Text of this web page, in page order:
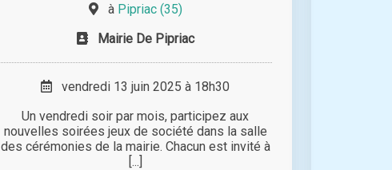
à Pipriac (35)
Mairie De Pipriac
vendredi 13 juin 2025 à 18h30
Un vendredi soir par mois, participez aux
nouvelles soirées jeux de société dans la salle
des cérémonies de la mairie. Chacun est invité à
[...]